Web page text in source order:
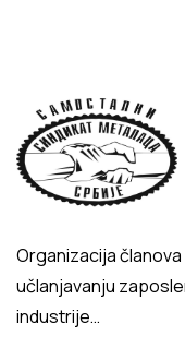
Organizacija
učlanjavanju
industrije…